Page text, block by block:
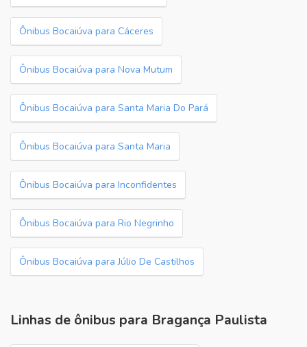
Ônibus Bocaiúva para Cáceres
Ônibus Bocaiúva para Nova Mutum
Ônibus Bocaiúva para Santa Maria Do Pará
Ônibus Bocaiúva para Santa Maria
Ônibus Bocaiúva para Inconfidentes
Ônibus Bocaiúva para Rio Negrinho
Ônibus Bocaiúva para Júlio De Castilhos
Linhas de ônibus para Bragança Paulista